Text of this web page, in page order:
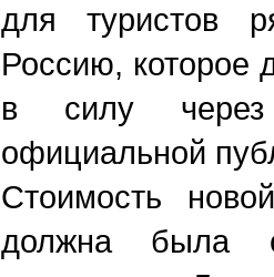
для туристов
Россию, которое
в силу
официальной
Стоимость
должна была